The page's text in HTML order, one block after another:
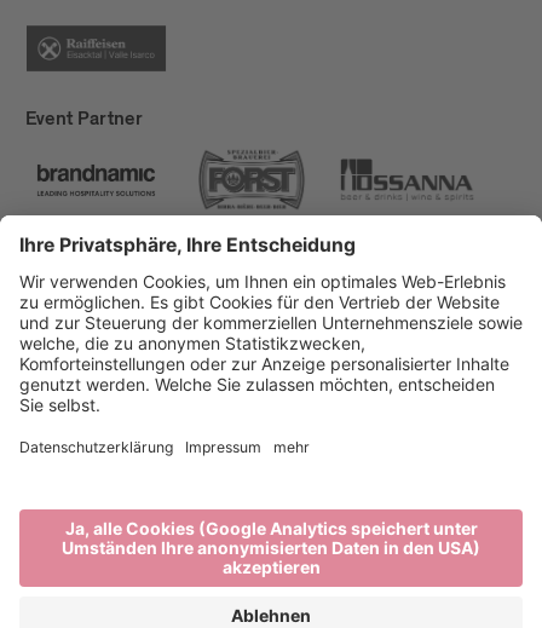
Event Partner
Brixen Tourismus
Privacy
Impressum
Förderungen
produced by